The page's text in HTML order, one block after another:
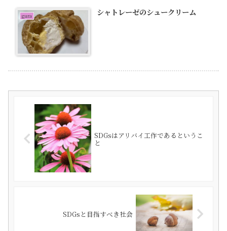
gura シャトレーゼのシュークリーム
SDGsはアリバイ工作であるというこ
と
SDGsと目指すべき社会